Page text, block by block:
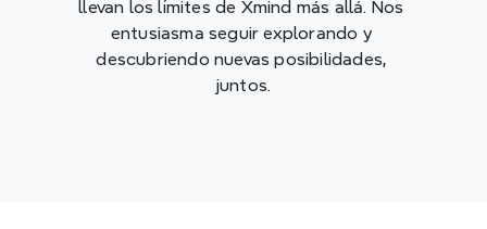
llevan los límites de Xmind más allá. Nos
entusiasma seguir explorando y
descubriendo nuevas posibilidades,
juntos.